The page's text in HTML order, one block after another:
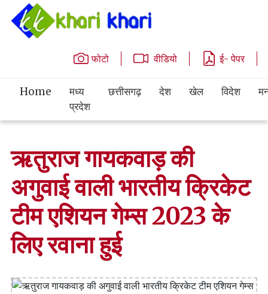
फोटो वीडियो ई- पेपर
Home
मध्य
प्रदेश
छत्तीसगढ़ देश खेल विदेश
ऋतुराज गायकवाड़ की
अगुवाई वाली भारतीय क्रिकेट
टीम एशियन गेम्स 2023 के
लिए रवाना हुई